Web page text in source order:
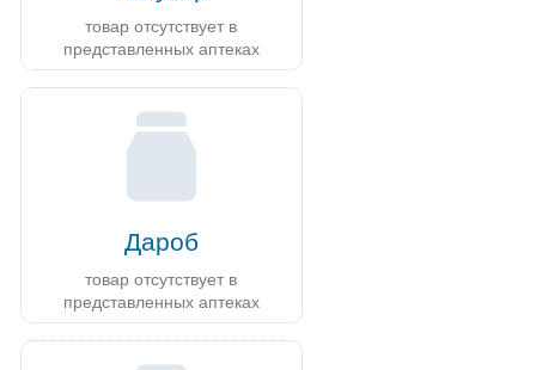
товар отсутствует в
представленных аптеках
Дароб
товар отсутствует в
представленных аптеках